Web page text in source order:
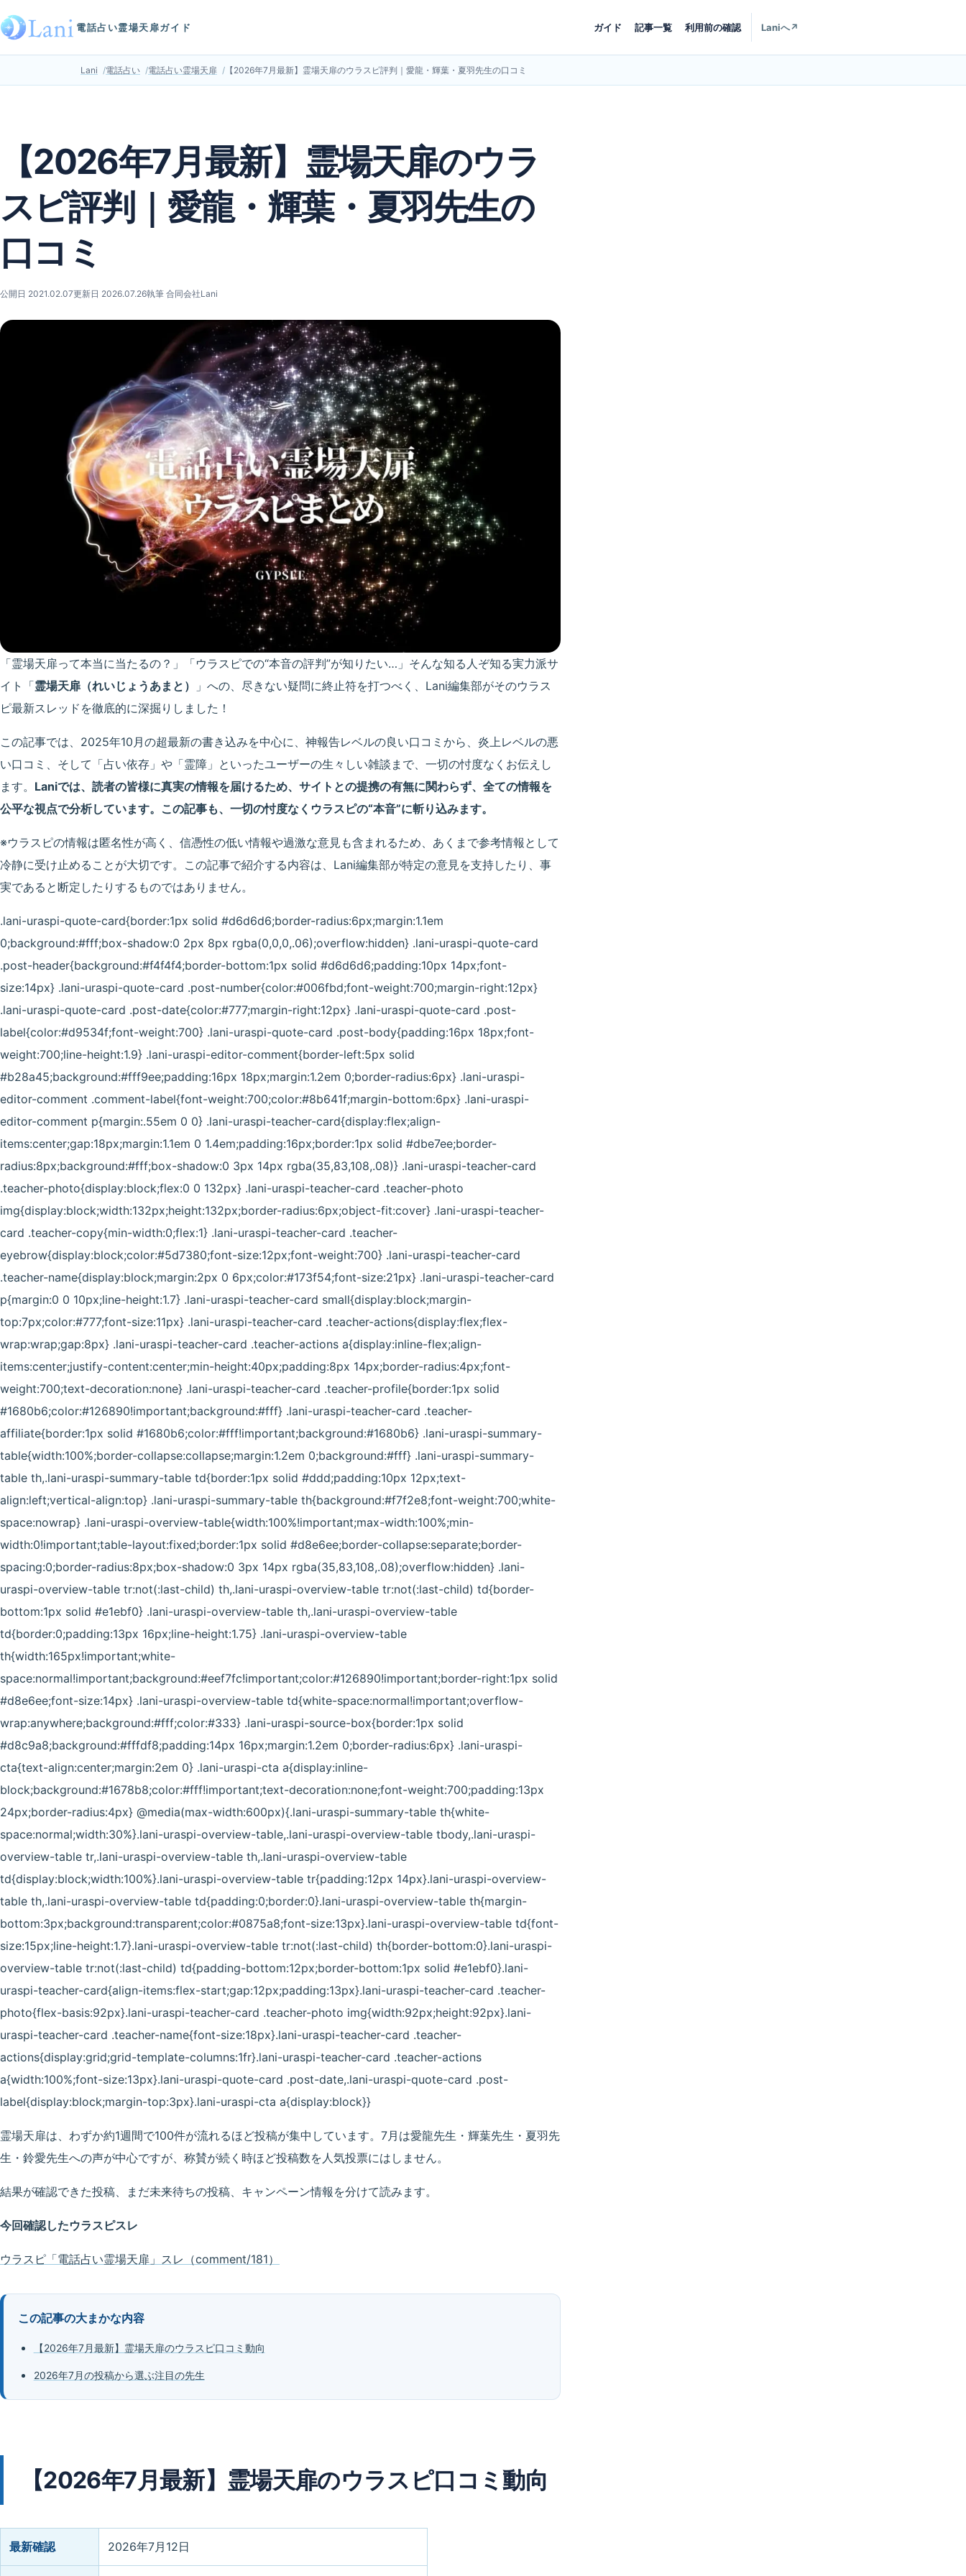
電話占い霊場天扉ガイド ガイド 記事一覧 利用前の確認 Laniへ↗
Lani 電話占い 電話占い霊場天扉 【2026年7月最新】霊場天扉のウラスピ評判｜愛龍・輝葉・夏羽先生の口コミ
【2026年7月最新】霊場天扉のウラ
スピ評判｜愛龍・輝葉・夏羽先生の
口コミ
公開日 2021.02.07更新日 2026.07.26執筆 合同会社Lani
「霊場天扉って本当に当たるの？」「ウラスピでの“本音の評判”が知りたい…」そんな知る人ぞ知る実力派サ
イト「霊場天扉（れいじょうあまと）
」への、尽きない疑問に終止符を打つべく、Lani編集部がそのウラス
ピ最新スレッドを徹底的に深掘りしました！
この記事では、2025年10月の超最新の書き込みを中心に、神報告レベルの良い口コミから、炎上レベルの悪
い口コミ、そして「占い依存」や「霊障」といったユーザーの生々しい雑談まで、一切の忖度なくお伝えし
ます。 Laniでは、読者の皆様に真実の情報を届けるため、サイトとの提携の有無に関わらず、全ての情報を
公平な視点で分析しています。この記事も、一切の忖度なくウラスピの“本音”に斬り込みます。
※ウラスピの情報は匿名性が高く、信憑性の低い情報や過激な意見も含まれるため、あくまで参考情報として
冷静に受け止めることが大切です。この記事で紹介する内容は、Lani編集部が特定の意見を支持したり、事
実であると断定したりするものではありません。
.lani-uraspi-quote-card{border:1px solid #d6d6d6;border-radius:6px;margin:1.1em
0;background:#fff;box-shadow:0 2px 8px rgba(0,0,0,.06);overflow:hidden} .lani-uraspi-quote-card
.post-header{background:#f4f4f4;border-bottom:1px solid #d6d6d6;padding:10px 14px;font-
size:14px} .lani-uraspi-quote-card .post-number{color:#006fbd;font-weight:700;margin-right:12px}
.lani-uraspi-quote-card .post-date{color:#777;margin-right:12px} .lani-uraspi-quote-card .post-
label{color:#d9534f;font-weight:700} .lani-uraspi-quote-card .post-body{padding:16px 18px;font-
weight:700;line-height:1.9} .lani-uraspi-editor-comment{border-left:5px solid
#b28a45;background:#fff9ee;padding:16px 18px;margin:1.2em 0;border-radius:6px} .lani-uraspi-
editor-comment .comment-label{font-weight:700;color:#8b641f;margin-bottom:6px} .lani-uraspi-
editor-comment p{margin:.55em 0 0} .lani-uraspi-teacher-card{display:flex;align-
items:center;gap:18px;margin:1.1em 0 1.4em;padding:16px;border:1px solid #dbe7ee;border-
radius:8px;background:#fff;box-shadow:0 3px 14px rgba(35,83,108,.08)} .lani-uraspi-teacher-card
.teacher-photo{display:block;flex:0 0 132px} .lani-uraspi-teacher-card .teacher-photo
img{display:block;width:132px;height:132px;border-radius:6px;object-fit:cover} .lani-uraspi-teacher-
card .teacher-copy{min-width:0;flex:1} .lani-uraspi-teacher-card .teacher-
eyebrow{display:block;color:#5d7380;font-size:12px;font-weight:700} .lani-uraspi-teacher-card
.teacher-name{display:block;margin:2px 0 6px;color:#173f54;font-size:21px} .lani-uraspi-teacher-card
p{margin:0 0 10px;line-height:1.7} .lani-uraspi-teacher-card small{display:block;margin-
top:7px;color:#777;font-size:11px} .lani-uraspi-teacher-card .teacher-actions{display:flex;flex-
wrap:wrap;gap:8px} .lani-uraspi-teacher-card .teacher-actions a{display:inline-flex;align-
items:center;justify-content:center;min-height:40px;padding:8px 14px;border-radius:4px;font-
weight:700;text-decoration:none} .lani-uraspi-teacher-card .teacher-profile{border:1px solid
#1680b6;color:#126890!important;background:#fff} .lani-uraspi-teacher-card .teacher-
affiliate{border:1px solid #1680b6;color:#fff!important;background:#1680b6} .lani-uraspi-summary-
table{width:100%;border-collapse:collapse;margin:1.2em 0;background:#fff} .lani-uraspi-summary-
table th,.lani-uraspi-summary-table td{border:1px solid #ddd;padding:10px 12px;text-
align:left;vertical-align:top} .lani-uraspi-summary-table th{background:#f7f2e8;font-weight:700;white-
space:nowrap} .lani-uraspi-overview-table{width:100%!important;max-width:100%;min-
width:0!important;table-layout:fixed;border:1px solid #d8e6ee;border-collapse:separate;border-
spacing:0;border-radius:8px;box-shadow:0 3px 14px rgba(35,83,108,.08);overflow:hidden} .lani-
uraspi-overview-table tr:not(:last-child) th,.lani-uraspi-overview-table tr:not(:last-child) td{border-
bottom:1px solid #e1ebf0} .lani-uraspi-overview-table th,.lani-uraspi-overview-table
td{border:0;padding:13px 16px;line-height:1.75} .lani-uraspi-overview-table
th{width:165px!important;white-
space:normal!important;background:#eef7fc!important;color:#126890!important;border-right:1px solid
#d8e6ee;font-size:14px} .lani-uraspi-overview-table td{white-space:normal!important;overflow-
wrap:anywhere;background:#fff;color:#333} .lani-uraspi-source-box{border:1px solid
#d8c9a8;background:#fffdf8;padding:14px 16px;margin:1.2em 0;border-radius:6px} .lani-uraspi-
cta{text-align:center;margin:2em 0} .lani-uraspi-cta a{display:inline-
block;background:#1678b8;color:#fff!important;text-decoration:none;font-weight:700;padding:13px
24px;border-radius:4px} @media(max-width:600px){.lani-uraspi-summary-table th{white-
space:normal;width:30%}.lani-uraspi-overview-table,.lani-uraspi-overview-table tbody,.lani-uraspi-
overview-table tr,.lani-uraspi-overview-table th,.lani-uraspi-overview-table
td{display:block;width:100%}.lani-uraspi-overview-table tr{padding:12px 14px}.lani-uraspi-overview-
table th,.lani-uraspi-overview-table td{padding:0;border:0}.lani-uraspi-overview-table th{margin-
bottom:3px;background:transparent;color:#0875a8;font-size:13px}.lani-uraspi-overview-table td{font-
size:15px;line-height:1.7}.lani-uraspi-overview-table tr:not(:last-child) th{border-bottom:0}.lani-uraspi-
overview-table tr:not(:last-child) td{padding-bottom:12px;border-bottom:1px solid #e1ebf0}.lani-
uraspi-teacher-card{align-items:flex-start;gap:12px;padding:13px}.lani-uraspi-teacher-card .teacher-
photo{flex-basis:92px}.lani-uraspi-teacher-card .teacher-photo img{width:92px;height:92px}.lani-
uraspi-teacher-card .teacher-name{font-size:18px}.lani-uraspi-teacher-card .teacher-
actions{display:grid;grid-template-columns:1fr}.lani-uraspi-teacher-card .teacher-actions
a{width:100%;font-size:13px}.lani-uraspi-quote-card .post-date,.lani-uraspi-quote-card .post-
label{display:block;margin-top:3px}.lani-uraspi-cta a{display:block}}
霊場天扉は、わずか約1週間で100件が流れるほど投稿が集中しています。7月は愛龍先生・輝葉先生・夏羽先
生・鈴愛先生への声が中心ですが、称賛が続く時ほど投稿数を人気投票にはしません。
結果が確認できた投稿、まだ未来待ちの投稿、キャンペーン情報を分けて読みます。
今回確認したウラスピスレ
ウラスピ「電話占い霊場天扉」スレ（comment/181）
この記事の大まかな内容
【2026年7月最新】霊場天扉のウラスピ口コミ動向
2026年7月の投稿から選ぶ注目の先生
【2026年7月最新】霊場天扉のウラスピ口コミ動向
最新確認 2026年7月12日